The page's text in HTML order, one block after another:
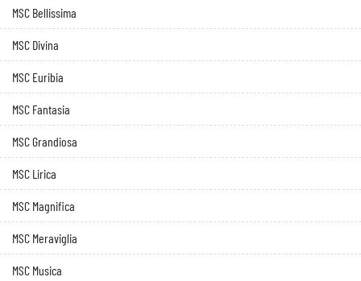
MSC Bellissima
MSC Divina
MSC Euribia
MSC Fantasia
MSC Grandiosa
MSC Lirica
MSC Magnifica
MSC Meraviglia
MSC Musica